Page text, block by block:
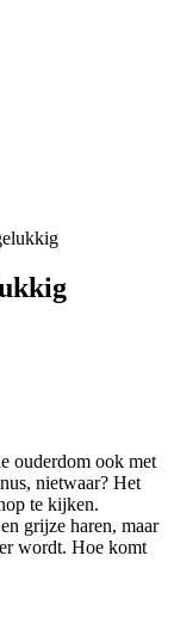
ouderdom ook met
nietwaar? Het
te kijken.
grijze haren, maar
wordt. Hoe komt